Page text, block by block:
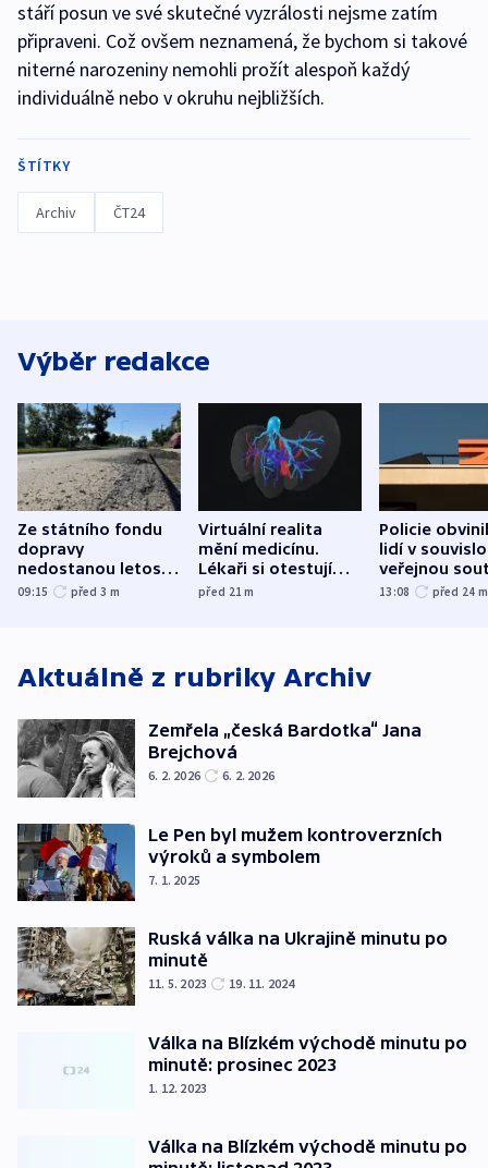
stáří posun ve své skutečné vyzrálosti nejsme zatím
připraveni. Což ovšem neznamená, že bychom si takové
niterné narozeniny nemohli prožít alespoň každý
individuálně nebo v okruhu nejbližších.
ŠTÍTKY
Archiv ČT24
Výběr redakce
Ze státního fondu
dopravy
nedostanou letos
kraje na silnice ani
09:15 před 3 m
Virtuální realita
mění medicínu.
Lékaři si otestují
každý řez, říká
před 21m
Policie
lidí v
veřejnou
Správy
13:08 před 24 m
Aktuálně z rubriky Archiv
Zemřela „česká Bardotka“ Jana
Brejchová
6. 2. 2026 6. 2. 2026
Le Pen byl mužem kontroverzních
výroků a symbolem
7. 1. 2025
Ruská válka na Ukrajině minutu po
minutě
11. 5. 2023 19. 11. 2024
Válka na Blízkém východě minutu po
minutě: prosinec 2023
1. 12. 2023
Válka na Blízkém východě minutu po